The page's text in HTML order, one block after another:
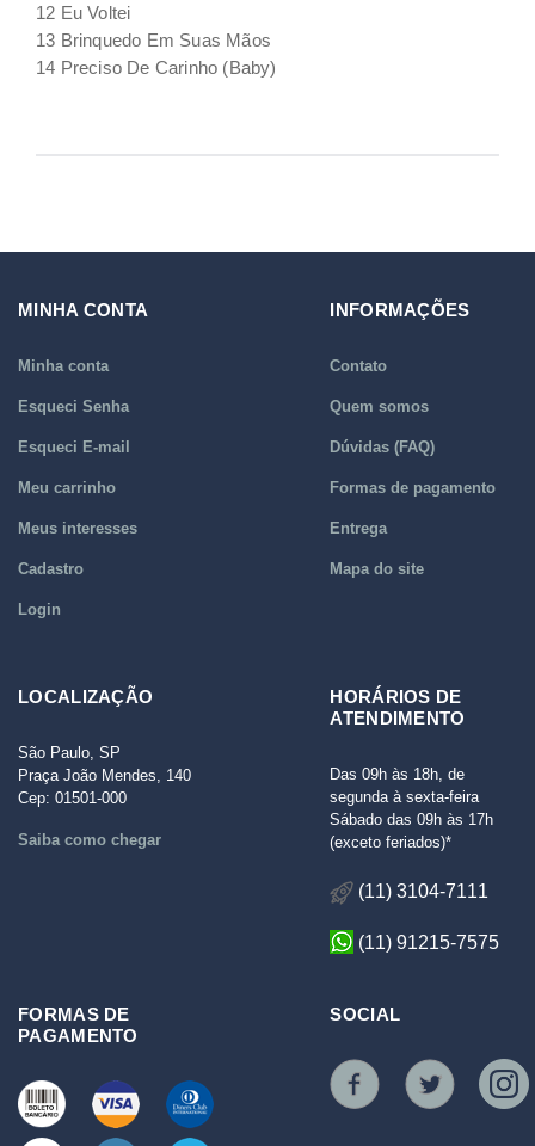
12 Eu Voltei
13 Brinquedo Em Suas Mãos
14 Preciso De Carinho (Baby)
MINHA CONTA
Minha conta
Esqueci Senha
Esqueci E-mail
Meu carrinho
Meus interesses
Cadastro
Login
INFORMAÇÕES
Contato
Quem somos
Dúvidas (FAQ)
Formas de pagamento
Entrega
Mapa do site
LOCALIZAÇÃO
São Paulo, SP
Praça João Mendes, 140
Cep: 01501-000
Saiba como chegar
HORÁRIOS DE
ATENDIMENTO
Das 09h às 18h, de
segunda à sexta-feira
Sábado das 09h às 17h
(exceto feriados)*
(11) 3104-7111
(11) 91215-7575
FORMAS DE
PAGAMENTO
SOCIAL